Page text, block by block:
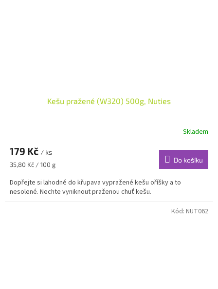
Kešu pražené (W320) 500g, Nuties
Skladem
179 Kč / ks
Měrná
35,80 Kč / 100 g
Do košíku
Dopřejte si lahodné do křupava vypražené kešu oříšky a to
nesolené. Nechte vyniknout praženou chuť kešu.
Kód: NUT062